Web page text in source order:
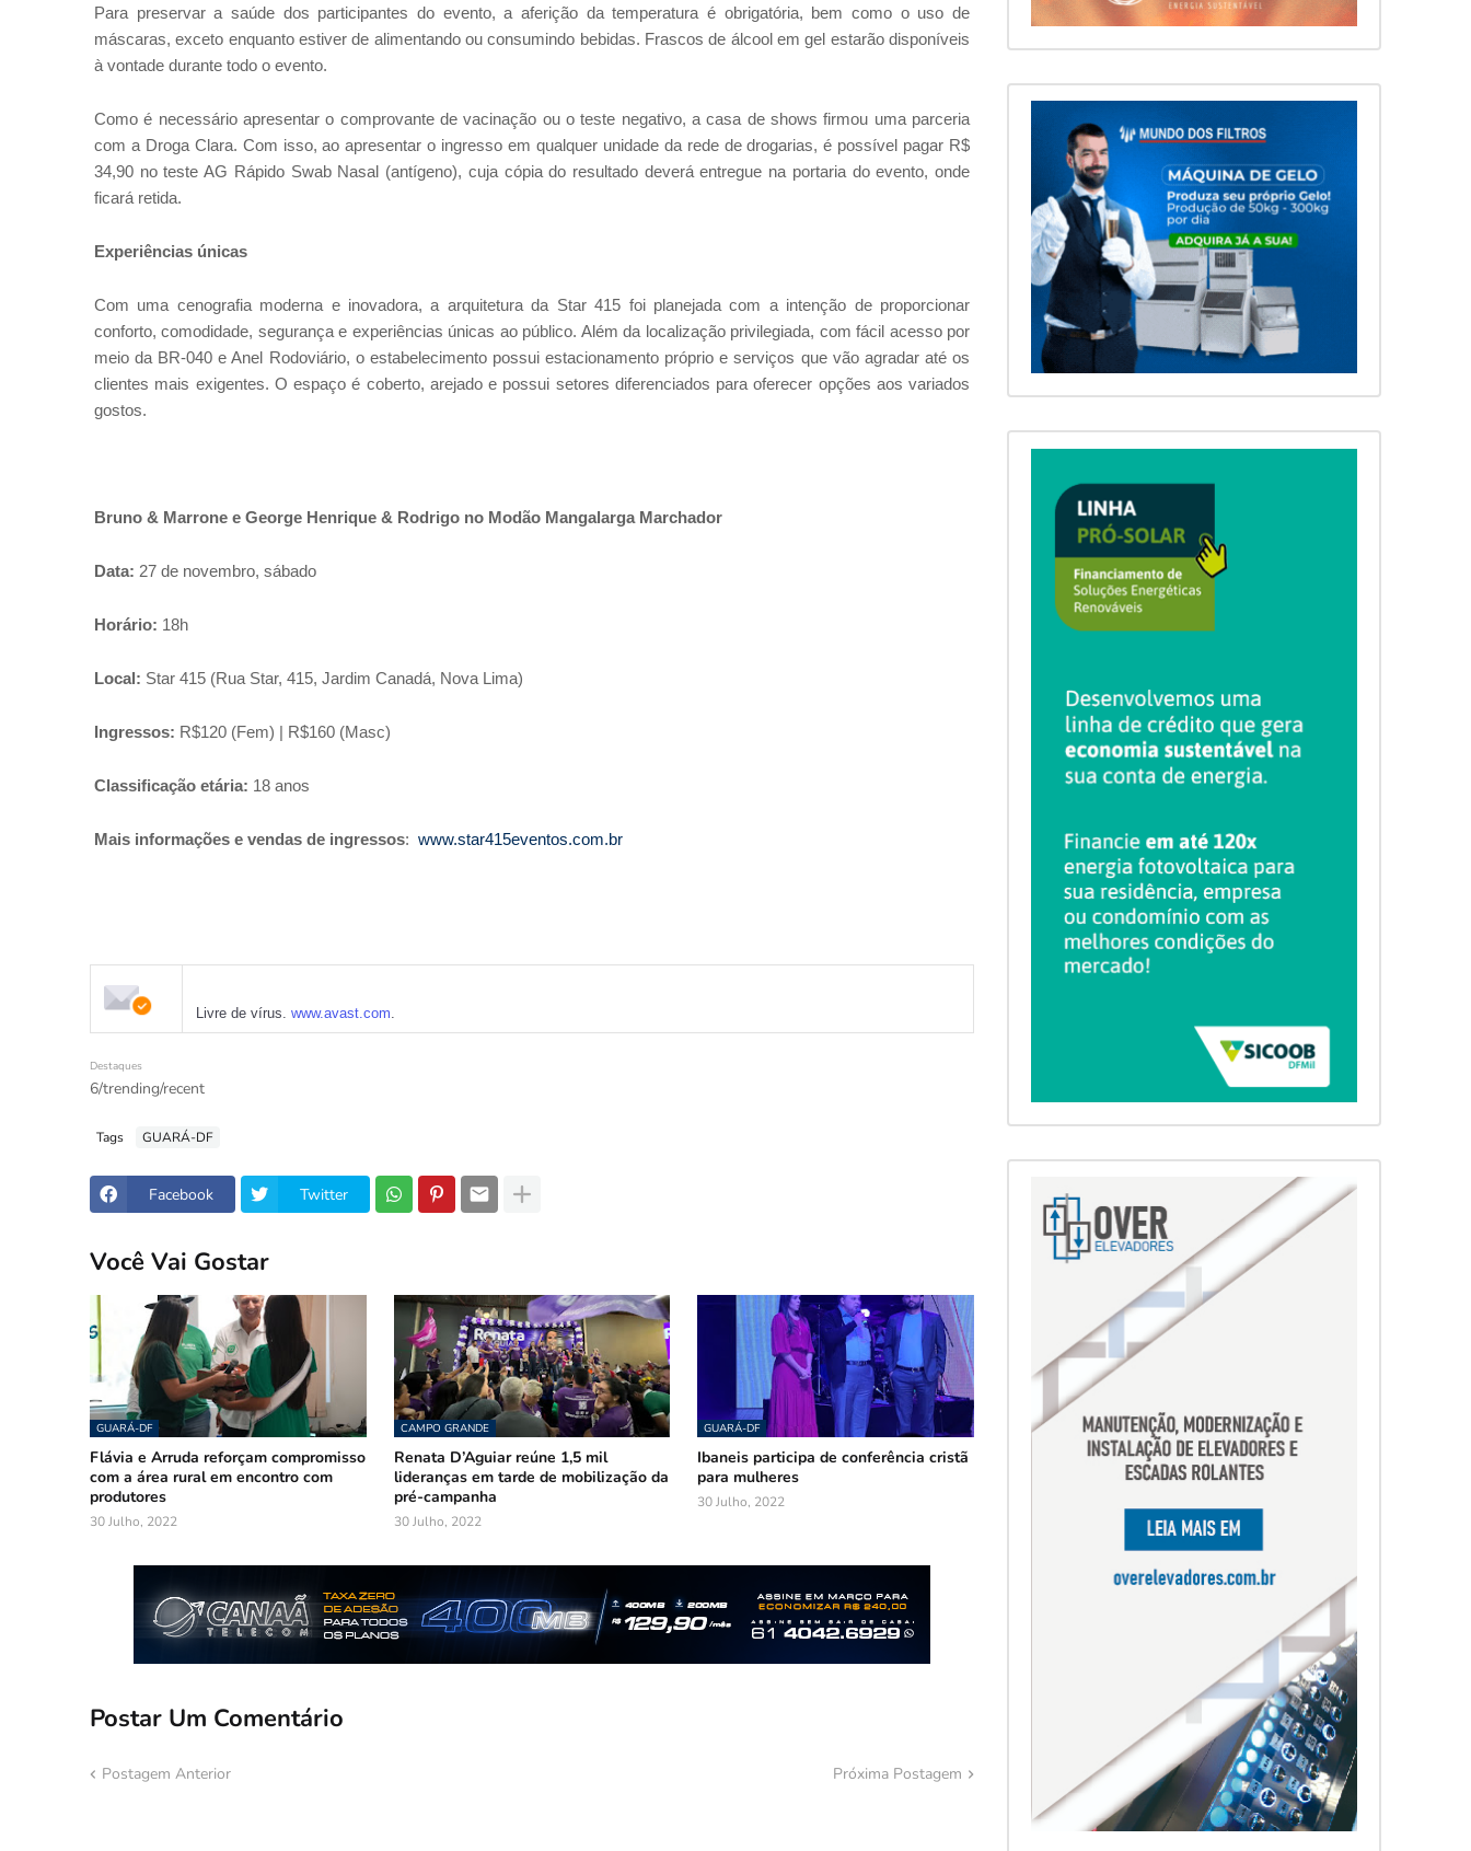
Para preservar a saúde dos participantes do evento, a aferição da temperatura é obrigatória, bem como o uso de
máscaras, exceto enquanto estiver de alimentando ou consumindo bebidas. Frascos de álcool em gel estarão disponíveis
à vontade durante todo o evento.
Como é necessário apresentar o comprovante de vacinação ou o teste negativo, a casa de shows firmou uma parceria
com a Droga Clara. Com isso, ao apresentar o ingresso em qualquer unidade da rede de drogarias, é possível pagar R$
34,90 no teste AG Rápido Swab Nasal (antígeno), cuja cópia do resultado deverá entregue na portaria do evento, onde
ficará retida.
Experiências únicas
Com uma cenografia moderna e inovadora, a arquitetura da Star 415 foi planejada com a intenção de proporcionar
conforto, comodidade, segurança e experiências únicas ao público. Além da localização privilegiada, com fácil acesso por
meio da BR-040 e Anel Rodoviário, o estabelecimento possui estacionamento próprio e serviços que vão agradar até os
clientes mais exigentes. O espaço é coberto, arejado e possui setores diferenciados para oferecer opções aos variados
gostos.
Bruno & Marrone e George Henrique & Rodrigo no Modão Mangalarga Marchador
Data: 27 de novembro, sábado
Horário: 18h
Local: Star 415 (Rua Star, 415, Jardim Canadá, Nova Lima)
Ingressos: R$120 (Fem) | R$160 (Masc)
Classificação etária: 18 anos
Mais informações e vendas de ingressos: www.star415eventos.com.br
Livre de vírus. www.avast.com.
Destaques
6/trending/recent
Tags GUARÁ-DF
Facebook Twitter
Você Vai Gostar
GUARÁ-DF
Flávia e Arruda reforçam compromisso
com a área rural em encontro com
produtores
30 Julho, 2022
CAMPO GRANDE
Renata D’Aguiar reúne 1,5 mil
lideranças em tarde de mobilização da
pré-campanha
30 Julho, 2022
GUARÁ-DF
Ibaneis participa de conferência cristã
para mulheres
30 Julho, 2022
Postar Um Comentário
Postagem Anterior Próxima Postagem